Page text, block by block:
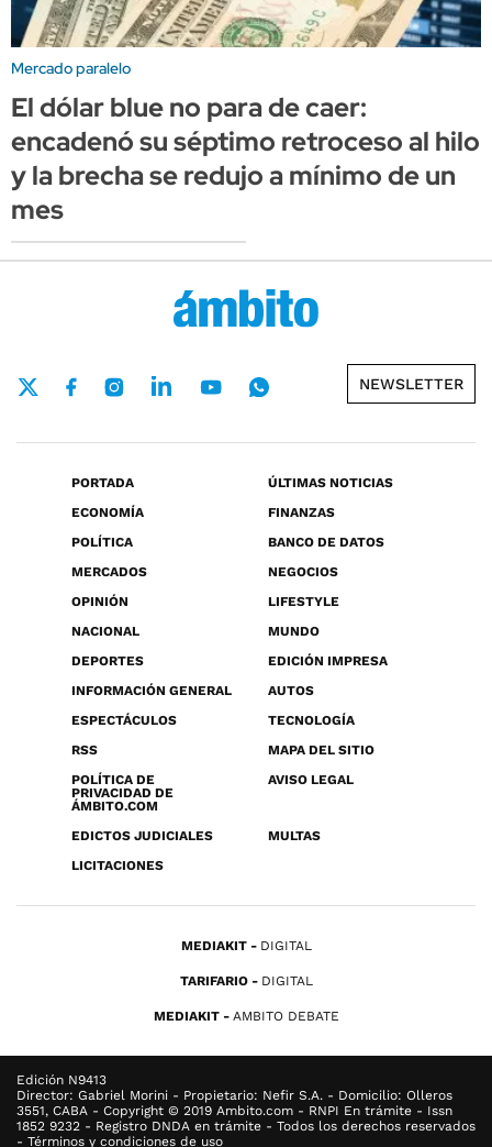
Mercado paralelo
El dólar blue no para de caer:
encadenó su séptimo retroceso al hilo
y la brecha se redujo a mínimo de un
mes
NEWSLETTER
PORTADA
ÚLTIMAS NOTICIAS
ECONOMÍA
FINANZAS
POLÍTICA
BANCO DE DATOS
MERCADOS
NEGOCIOS
OPINIÓN
LIFESTYLE
NACIONAL
MUNDO
DEPORTES
EDICIÓN IMPRESA
INFORMACIÓN GENERAL
AUTOS
ESPECTÁCULOS
TECNOLOGÍA
RSS
MAPA DEL SITIO
POLÍTICA DE
PRIVACIDAD DE
ÁMBITO.COM
AVISO LEGAL
EDICTOS JUDICIALES
MULTAS
LICITACIONES
MEDIAKIT DIGITAL
TARIFARIO DIGITAL
MEDIAKIT AMBITO DEBATE
Edición N9413
Director: Gabriel Morini - Propietario: Nefir S.A. - Domicilio: Olleros
3551, CABA - Copyright © 2019 Ambito.com - RNPI En trámite - Issn
1852 9232 - Registro DNDA en trámite - Todos los derechos reservados
- Términos y condiciones de uso